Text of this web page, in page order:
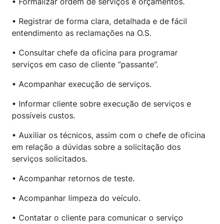
• Registrar de forma clara, detalhada e de fácil
entendimento as reclamações na O.S.
• Consultar chefe da oficina para programar
serviços em caso de cliente “passante”.
• Acompanhar execução de serviços.
• Informar cliente sobre execução de serviços e
possíveis custos.
• Auxiliar os técnicos, assim com o chefe de oficina
em relação a dúvidas sobre a solicitação dos
serviços solicitados.
• Acompanhar retornos de teste.
• Acompanhar limpeza do veículo.
• Contatar o cliente para comunicar o serviço